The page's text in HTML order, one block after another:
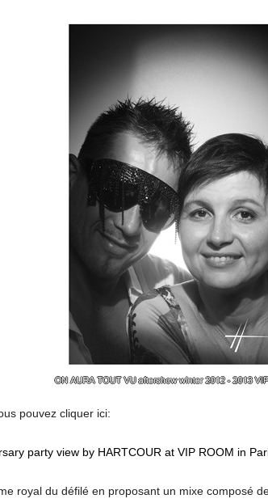
pouvez cliquer ici:
party view by HARTCOUR at VIP ROOM in
royal du défilé en proposant un mixe composé